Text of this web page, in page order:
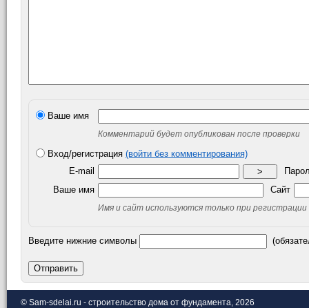
Ваше имя
Комментарий будет опубликован после проверки
Вход/регистрация (войти без комментирования)
E-mail
>
Ваше имя
Сайт
Имя и сайт используются только при регистрации
Введите нижние символы
Отправить
© Sam-sdelai.ru - строительство дома от фундамента, 2026